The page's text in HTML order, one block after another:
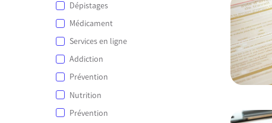
Dépistages
Médicament
Services en ligne
Addiction
Prévention
Nutrition
Prévention